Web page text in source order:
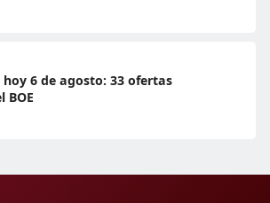
6 de agosto: 33 ofertas
BOE